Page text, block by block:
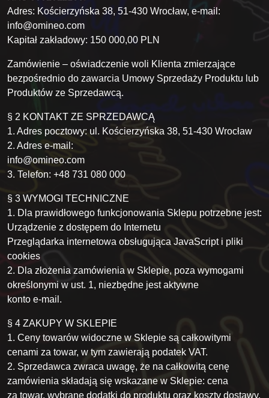
Adres: Kościerzyńska 38, 51-430 Wrocław, e-mail:
info@omineo.com
Kapitał zakładowy: 150 000,00 PLN
Zamówienie – oświadczenie woli Klienta zmierzające
bezpośrednio do zawarcia Umowy Sprzedaży Produktu lub
Produktów ze Sprzedawcą.
§ 2 KONTAKT ZE SPRZEDAWCĄ
1. Adres pocztowy: ul. Kościerzyńska 38, 51-430 Wrocław
2. Adres e-mail:
info@omineo.com
3. Telefon: +48 731 080 000
§ 3 WYMOGI TECHNICZNE
1. Dla prawidłowego funkcjonowania Sklepu potrzebne jest:
Urządzenie z dostępem do Internetu
Przeglądarka internetowa obsługująca JavaScript i pliki
cookies
2. Dla złożenia zamówienia w Sklepie, poza wymogami
określonymi w ust. 1, niezbędne jest aktywne
konto e-mail.
§ 4 ZAKUPY W SKLEPIE
1. Ceny towarów widoczne w Sklepie są całkowitymi
cenami za towar, w tym zawierają podatek VAT.
2. Sprzedawca zwraca uwagę, że na całkowitą cenę
zamówienia składają się wskazane w Sklepie: cena
za towar, wybrane dodatki do produktu oraz koszty dostawy.